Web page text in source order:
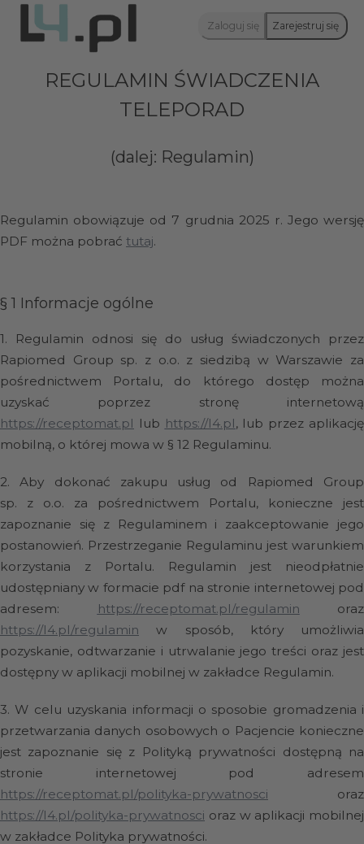
Zaloguj się Zarejestruj się
REGULAMIN ŚWIADCZENIA
TELEPORAD
(dalej: Regulamin)
Regulamin obowiązuje od 7 grudnia 2025 r. Jego wersję
PDF można pobrać tutaj.
§ 1 Informacje ogólne
1.
Regulamin odnosi się do usług świadczonych przez
Rapiomed Group sp. z o.o. z siedzibą w Warszawie za
pośrednictwem Portalu, do którego dostęp można
uzyskać poprzez stronę internetową
https://receptomat.pl lub https://l4.pl, lub przez aplikację
mobilną, o której mowa w § 12 Regulaminu.
2.
Aby dokonać zakupu usług od Rapiomed Group
sp. z o.o. za pośrednictwem Portalu, konieczne jest
zapoznanie się z Regulaminem i zaakceptowanie jego
postanowień. Przestrzeganie Regulaminu jest warunkiem
korzystania z Portalu. Regulamin jest nieodpłatnie
udostępniany w formacie pdf na stronie internetowej pod
adresem:
https://receptomat.pl/regulamin
oraz
https://l4.pl/regulamin
w sposób, który umożliwia
pozyskanie, odtwarzanie i utrwalanie jego treści oraz jest
dostępny w aplikacji mobilnej w zakładce Regulamin.
3. W celu uzyskania informacji o sposobie gromadzenia i
przetwarzania danych osobowych o Pacjencie konieczne
jest zapoznanie się z Polityką prywatności dostępną na
stronie internetowej pod adresem
https://receptomat.pl/polityka-prywatnosci
oraz
https://l4.pl/polityka-prywatnosci oraz w aplikacji mobilnej
w zakładce Polityka prywatności.